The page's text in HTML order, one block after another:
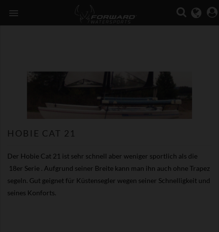

HOBIE CAT 21
Der Hobie Cat 21 ist sehr schnell aber weniger sportlich als die
18er Serie . Aufgrund seiner Breite kann man ihn auch ohne Trapez
segeln. Gut geignet für Küstensegler wegen seiner Schnelligkeit und
seines Konforts.